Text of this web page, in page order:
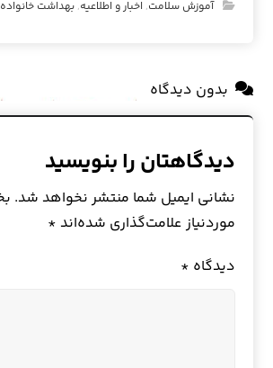
آموزش سلامت, اخبار و اطلاعیه,بهداشت خانواده
بدون دیدگاه
دیدگاهتان را بنویسید
نشانی ایمیل شما منتشر نخواهد شد.
موردنیاز علامت‌گذاری شده‌اند *
دیدگاه *